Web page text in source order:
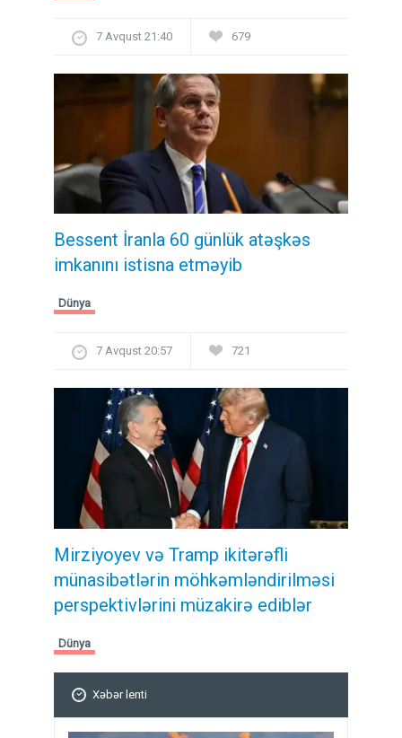
7 Avqust 21:40 679
Bessent İranla 60 günlük atəşkəs
imkanını istisna etməyib
Dünya
7 Avqust 20:57 721
Mirziyoyev və Tramp ikitərəfli
münasibətlərin möhkəmləndirilməsi
perspektivlərini müzakirə ediblər
Dünya
Xəbər lenti